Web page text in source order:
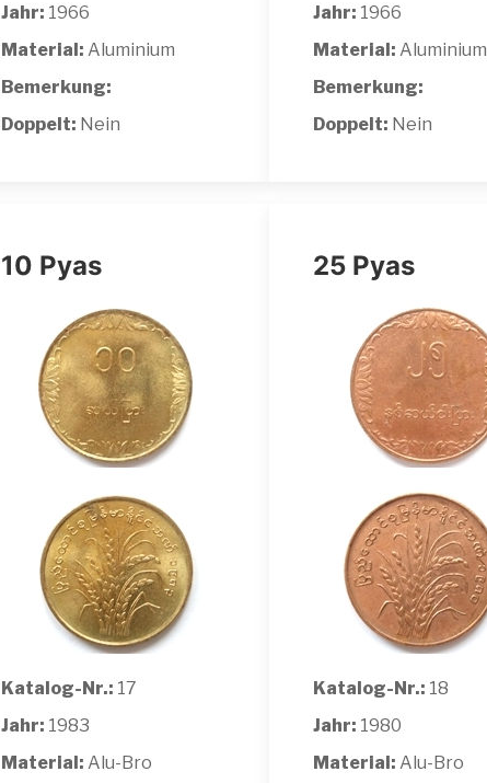
Jahr: 1966
Material: Aluminium
Bemerkung:
Doppelt: Nein
Jahr: 1966
Material: Aluminium
Bemerkung:
Doppelt: Nein
10 Pyas
Katalog-Nr.: 17
Jahr: 1983
Material: Alu-Bro
25 Pyas
Katalog-Nr.: 18
Jahr: 1980
Material: Alu-Bro